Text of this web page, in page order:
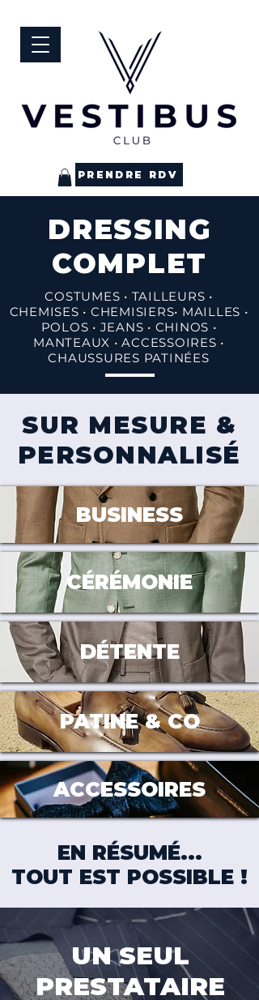
PRENDRE RDV
DRESSING
COMPLET
COSTUMES • TAILLEURS •
CHEMISES • CHEMISIERS• MAILLES •
POLOS • JEANS • CHINOS •
MANTEAUX • ACCESSOIRES •
CHAUSSURES PATINÉES
SUR MESURE &
PERSONNALISÉ
BUSINESS
CÉRÉMONIE
DÉTENTE
PATINE & CO
ACCESSOIRES
EN RÉSUMÉ...
TOUT EST POSSIBLE !
UN SEUL
PRESTATAIRE